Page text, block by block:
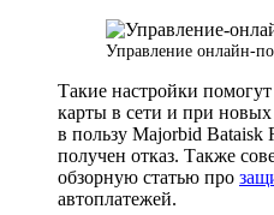
Управление онлайн-
Такие настройки
карты в сети и при
в пользу Majorbid Bataisk
получен отказ. Также
обзорную статью про
автоплатежей.